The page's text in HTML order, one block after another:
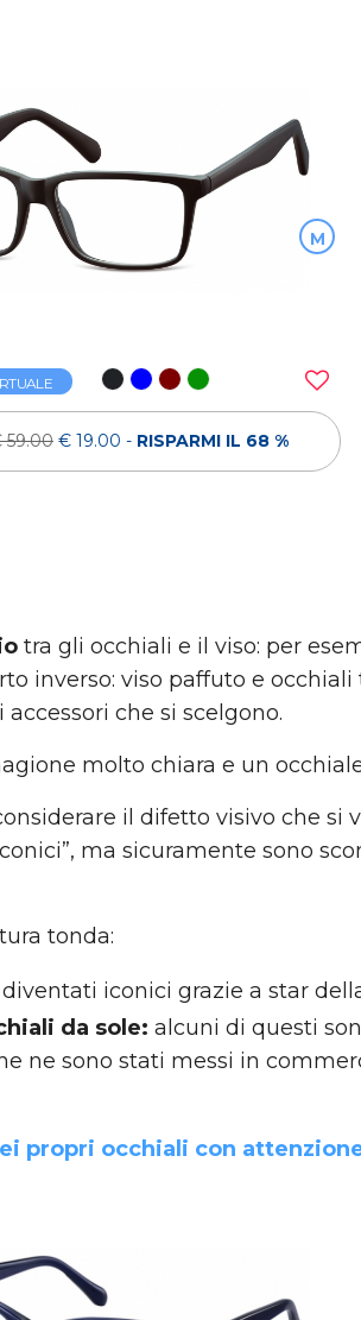
M
59.00 € 19.00 - RISPARMI IL 68 %
tra gli occhiali e il viso: per
inverso: viso paffuto e
che si scelgono.
molto chiara e un
il difetto visivo che si
ma sicuramente sono
tonda:
diventati iconici grazie a star
da sole: alcuni di questi
ne sono stati messi in
propri occhiali con